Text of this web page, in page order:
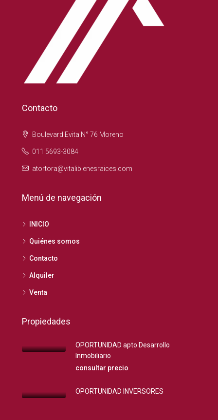
Contacto
Boulevard Evita N° 76 Moreno
011 5693-3084
atortora@vitalibienesraices.com
Menú de navegación
INICIO
Quiénes somos
Contacto
Alquiler
Venta
Propiedades
OPORTUNIDAD apto Desarrollo
Inmobiliario
consultar precio
OPORTUNIDAD INVERSORES